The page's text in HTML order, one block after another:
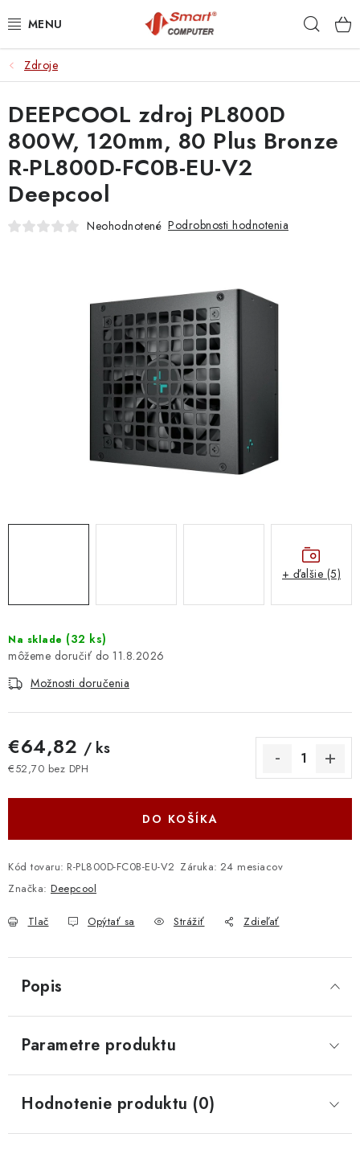
na
NOTEBOOKY
MOBILNÉ ZARIADENIA
PC A KOMPONENTY
PERIFÉRIE
TLAČIARNE
: TOP PRODUKTY
Obchodné podmienky
Ochrana osobných údajov
Moja objednávka
Odstúpenie od zmluvy
Zdroje
Na sklade (32 ks)
11.8.2026
Možnosti doručenia
€64,82 / ks
€52,70 bez DPH
DO KOŠÍKA
Kód tovaru: R-PL800D-FC0B-EU-V2 Záruka: 24 mesiacov
Značka: Deepcool
Tlač Opýtať sa Strážiť Zdieľať
DEEPCOOL zdroj PL800D
800W, 120mm, 80 Plus Bronze
R-PL800D-FC0B-EU-V2
Deepcool
Neohodnotené Podrobnosti hodnotenia
+ ďalšie (5)
Popis
Parametre produktu
Hodnotenie produktu (0)